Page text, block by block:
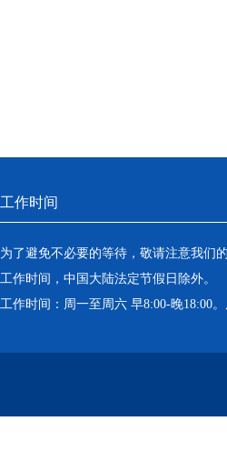
工作时间
为了避免不必要的等待，敬请注意我们
工作时间，中国大陆法定节假日除外。
工作时间：周一至周六 早8:00-晚18:00